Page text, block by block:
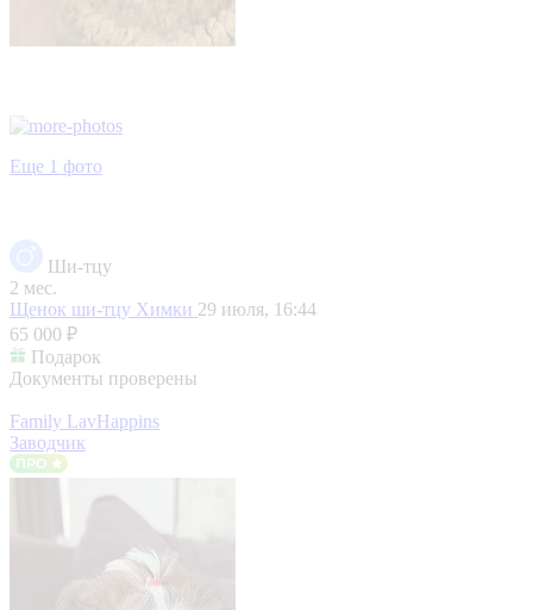
Еще 1 фото
Ши-тцу
2 мес.
Щенок ши-тцу Химки 29 июля, 16:44
65 000 ₽
Подарок
Документы проверены
Family LavHappins
Заводчик